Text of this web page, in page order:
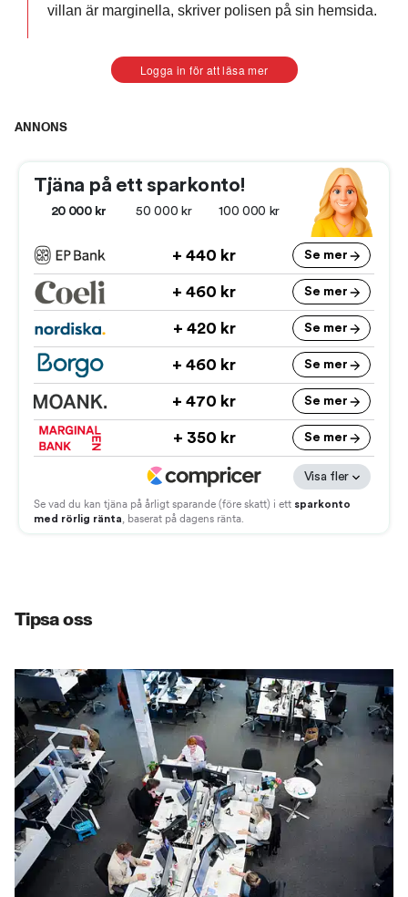
villan är marginella, skriver polisen på sin hemsida.
Logga in för att läsa mer
ANNONS
Tipsa oss